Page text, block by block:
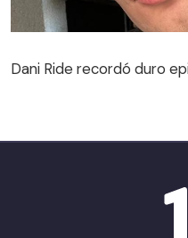
Dani Ride recordó duro